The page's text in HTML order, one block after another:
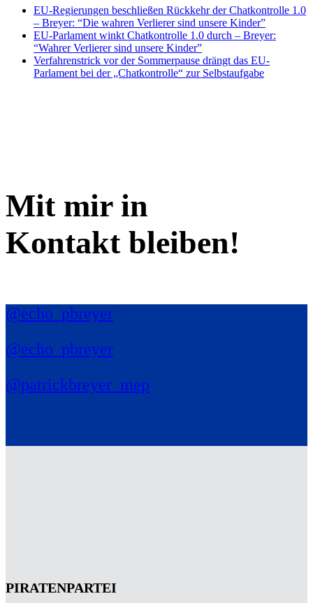
EU-Regierungen beschließen Rückkehr der Chatkontrolle 1.0
– Breyer: “Die wahren Verlierer sind unsere Kinder”
EU-Parlament winkt Chatkontrolle 1.0 durch – Breyer:
“Wahrer Verlierer sind unsere Kinder”
Verfahrenstrick vor der Sommerpause drängt das EU-
Parlament bei der „Chatkontrolle“ zur Selbstaufgabe
Mit mir in
Kontakt bleiben!
@echo_pbreyer
@echo_pbreyer
@patrickbreyer_mep
PIRATENPARTEI